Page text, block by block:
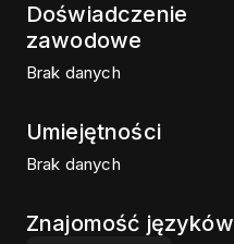
Doświadczenie
zawodowe
Brak danych
Umiejętności
Brak danych
Znajomość języków